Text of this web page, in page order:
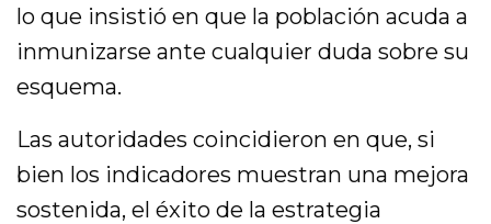
lo que insistió en que la población acuda a
inmunizarse ante cualquier duda sobre su
esquema.
Las autoridades coincidieron en que, si
bien los indicadores muestran una mejora
sostenida, el éxito de la estrategia